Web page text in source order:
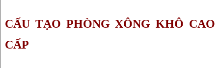
CẤU TẠO PHÒNG XÔNG KHÔ CAO
CẤP